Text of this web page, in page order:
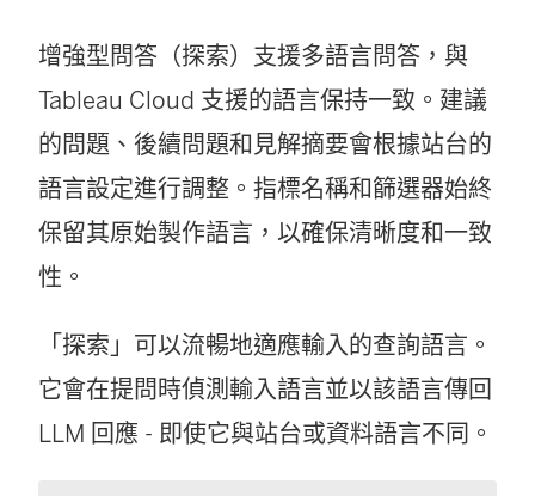
增強型問答（探索）支援多語言問答，與
Tableau Cloud 支援的語言保持一致。建議
的問題、後續問題和見解摘要會根據站台的
語言設定進行調整。指標名稱和篩選器始終
保留其原始製作語言，以確保清晰度和一致
性。
「探索」可以流暢地適應輸入的查詢語言。
它會在提問時偵測輸入語言並以該語言傳回
LLM 回應 - 即使它與站台或資料語言不同。